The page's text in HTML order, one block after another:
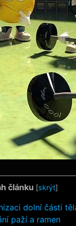
článku [skrýt]
dolní části
paží a ramen